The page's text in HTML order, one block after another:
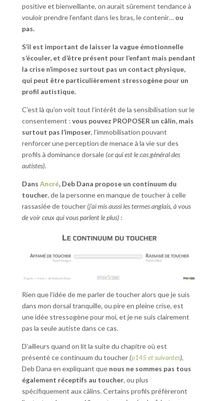
positive et bienveillante, on aurait sûrement tendance à
vouloir prendre l’enfant dans les bras, le contenir… ou
pas.
S’il est important de laisser la vague émotionnelle
s’écouler, et d’être présent pour l’enfant mais pendant
la crise n’imposez surtout pas un contact physique,
qui peut être particulièrement stressogène pour un
profil autistique.
C’est là qu’on voit tout l’intérêt de la sensibilisation sur le
consentement : vous pouvez PROPOSER un câlin, mais
surtout pas l’imposer, l’immobilisation pouvant
renforcer une perception de menace à la vie sur des
profils à dominance dorsale (ce qui est le cas général des
autistes).
Dans Ancré, Deb Dana propose un continuum du
toucher, de la personne en manque de toucher à celle
rassasiée de toucher (j’ai mis aussi les termes anglais, à vous
de voir ceux qui vous parlent le plus):
Rien que l’idée de me parler de toucher alors que je suis
dans mon dorsal tranquille, ou pire en pleine crise, est
une idée stressogène pour moi, et je ne suis clairement
pas la seule autiste dans ce cas.
D’ailleurs quand on lit la suite du chapitre où est
présenté ce continuum du toucher (p145 et suivantes),
Deb Dana en expliquant que nous ne sommes pas tous
également réceptifs au toucher, ou plus
spécifiquement aux câlins. Certains profils préfèreront